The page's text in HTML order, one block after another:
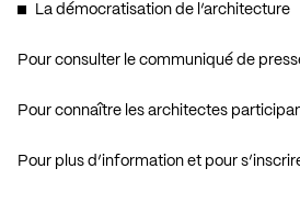
La démocratisation de l’architecture
Pour consulter le communiqué de
Pour connaître les architectes
Pour plus d’information et pour